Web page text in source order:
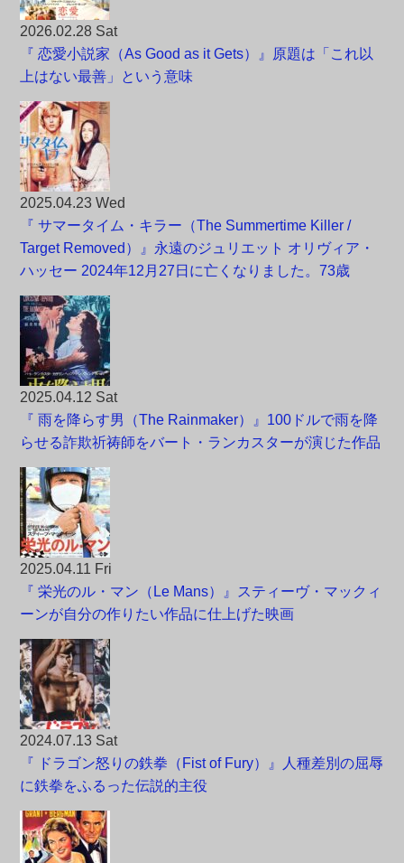
2026.02.28 Sat
『 恋愛小説家（As Good as it Gets）』原題は「これ以
上はない最善」という意味
2025.04.23 Wed
『 サマータイム・キラー（The Summertime Killer /
Target Removed）』永遠のジュリエット オリヴィア・
ハッセー 2024年12月27日に亡くなりました。73歳
2025.04.12 Sat
『 雨を降らす男（The Rainmaker）』100ドルで雨を降
らせる詐欺祈祷師をバート・ランカスターが演じた作品
2025.04.11 Fri
『 栄光のル・マン（Le Mans）』スティーヴ・マックィ
ーンが自分の作りたい作品に仕上げた映画
2024.07.13 Sat
『 ドラゴン怒りの鉄拳（Fist of Fury）』人種差別の屈辱
に鉄拳をふるった伝説的主役